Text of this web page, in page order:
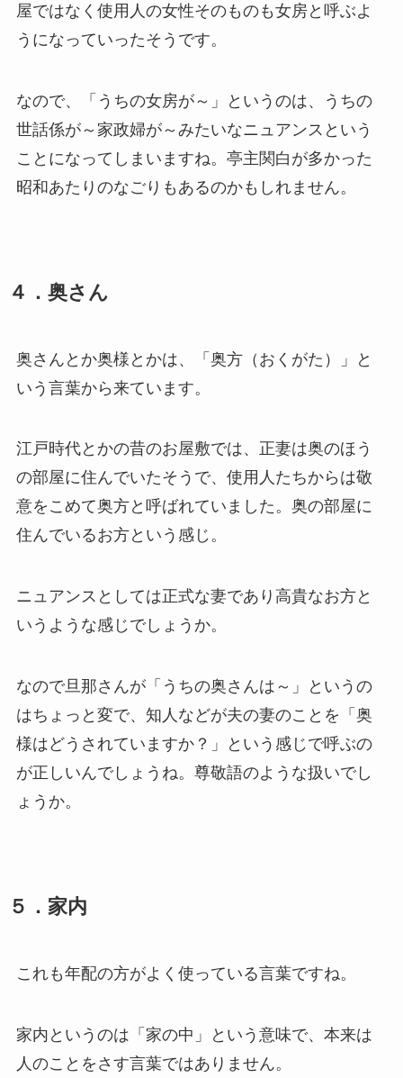
屋ではなく使用人の女性そのものも女房と呼ぶよ
うになっていったそうです。
なので、「うちの女房が～」というのは、うちの
世話係が～家政婦が～みたいなニュアンスという
ことになってしまいますね。亭主関白が多かった
昭和あたりのなごりもあるのかもしれません。
４．奥さん
奥さんとか奥様とかは、「奥方（おくがた）」と
いう言葉から来ています。
江戸時代とかの昔のお屋敷では、正妻は奥のほう
の部屋に住んでいたそうで、使用人たちからは敬
意をこめて奥方と呼ばれていました。奥の部屋に
住んでいるお方という感じ。
ニュアンスとしては正式な妻であり高貴なお方と
いうような感じでしょうか。
なので旦那さんが「うちの奥さんは～」というの
はちょっと変で、知人などが夫の妻のことを「奥
様はどうされていますか？」という感じで呼ぶの
が正しいんでしょうね。尊敬語のような扱いでし
ょうか。
５．家内
これも年配の方がよく使っている言葉ですね。
家内というのは「家の中」という意味で、本来は
人のことをさす言葉ではありません。